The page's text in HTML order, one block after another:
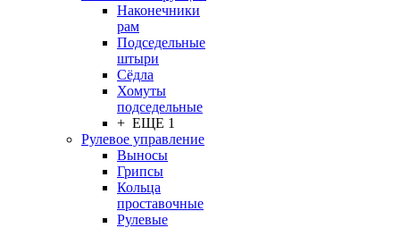
Наконечники
рам
Подседельные
штыри
Сёдла
Хомуты
подседельные
+ ЕЩЕ 1
Рулевое управление
Выносы
Грипсы
Кольца
проставочные
Рулевые